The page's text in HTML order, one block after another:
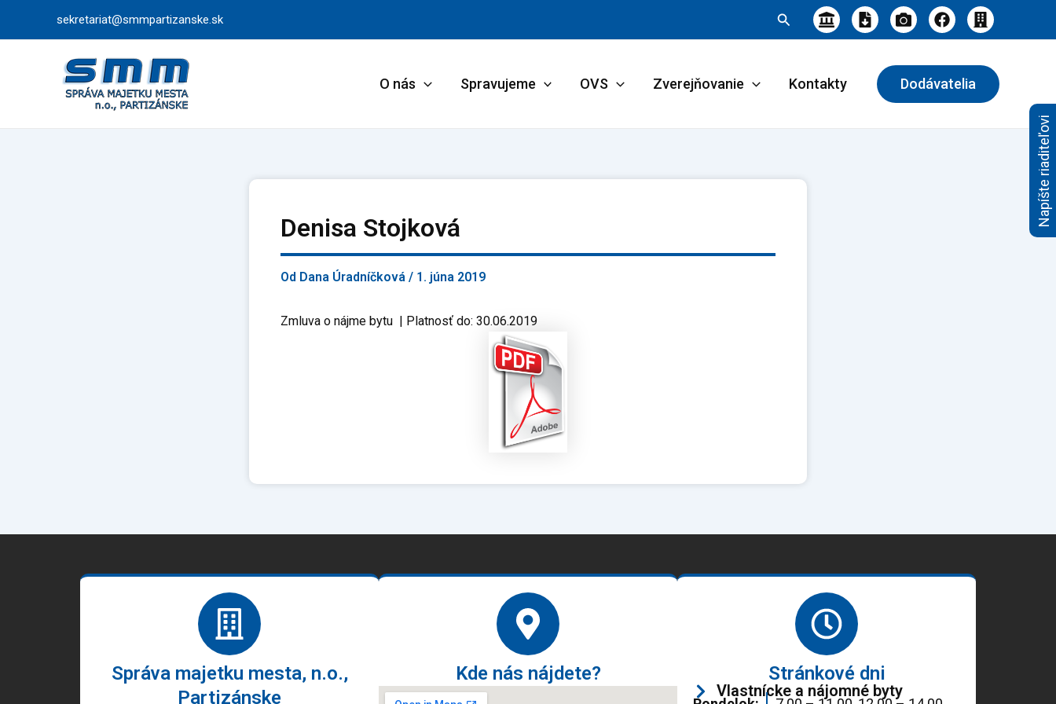
sekretariat@smmpartizanske.sk Hľadať
O nás Spravujeme OVS Zverejňovanie Kontakty Dodávatelia
Denisa Stojková
Od Dana Úradníčková / 1. júna 2019
Zmluva o nájme bytu | Platnosť do: 30.06.2019
Správa majetku mesta, n.o.,
Partizánske
Kde nás nájdete? Stránkové dni
Vlastnícke a nájomné byty
Napíšte riaditeľovi